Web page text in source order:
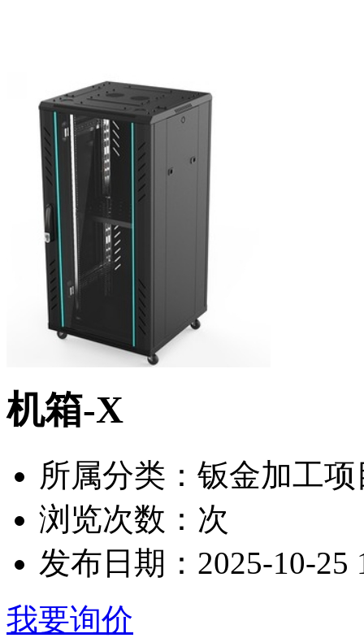
机箱-X
所属分类： 钣金加工项
浏览次数： 次
发布日期： 2025-10-25
我要询价